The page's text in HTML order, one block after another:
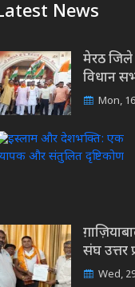
News
मेरठ जिले
विधान
Mon,
संघ उत्तर
Wed,